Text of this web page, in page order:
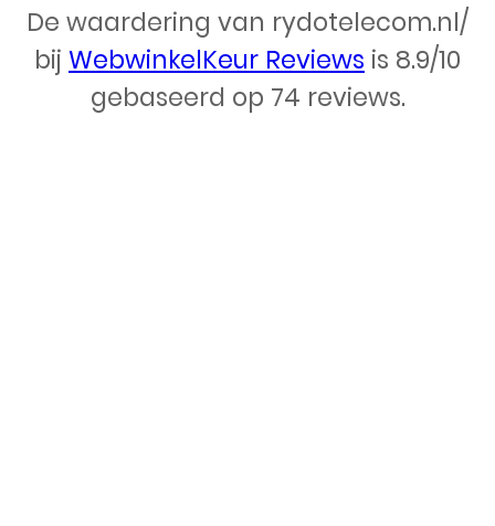
Webdesign – Rydo Telecom
De waardering van rydotelecom.nl/
bij WebwinkelKeur Reviews is 8.9/10
gebaseerd op 74 reviews.